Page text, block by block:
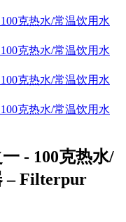
- 100克热水/
– Filterpur